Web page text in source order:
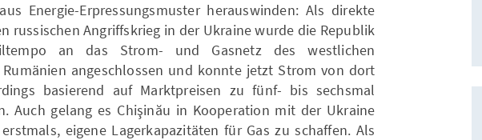
Energie-Erpressungsmuster herauswinden: Als direkte
russischen Angriffskrieg in der Ukraine wurde die Republik
an das Strom- und Gasnetz des westlichen
Rumänien angeschlossen und konnte jetzt Strom von dort
basierend auf Marktpreisen zu fünf- bis sechsmal
Auch gelang es Chişinău in Kooperation mit der Ukraine
eigene Lagerkapazitäten für Gas zu schaffen. Als